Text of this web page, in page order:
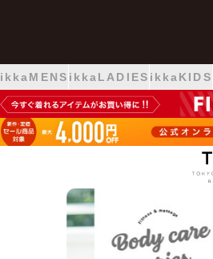
ikkaMENS ikkaLADIES ikkaKIDS